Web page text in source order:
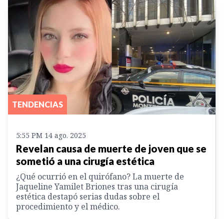
TENDENCIAS
5:55 PM 14 ago. 2025
Revelan causa de muerte de joven que se
sometió a una cirugía estética
¿Qué ocurrió en el quirófano? La muerte de
Jaqueline Yamilet Briones tras una cirugía
estética destapó serias dudas sobre el
procedimiento y el médico.